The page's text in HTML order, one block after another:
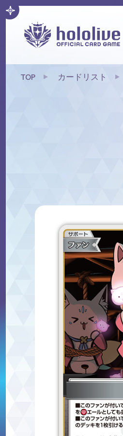
TOP カードリスト